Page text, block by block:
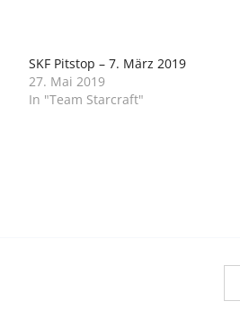
SKF Pitstop – 7. März 2019
27. Mai 2019
In "Team Starcraft"